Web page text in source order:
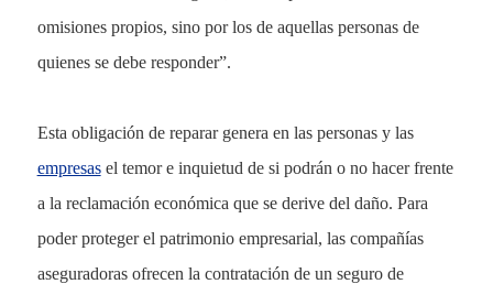
omisiones propios, sino por los de aquellas personas de
quienes se debe responder”.
Esta obligación de reparar genera en las personas y las
empresasel temor e inquietud de si podrán o no hacer frente
a la reclamación económica que se derive del daño. Para
poder proteger el patrimonio empresarial, las compañías
aseguradoras ofrecen la contratación de un seguro de